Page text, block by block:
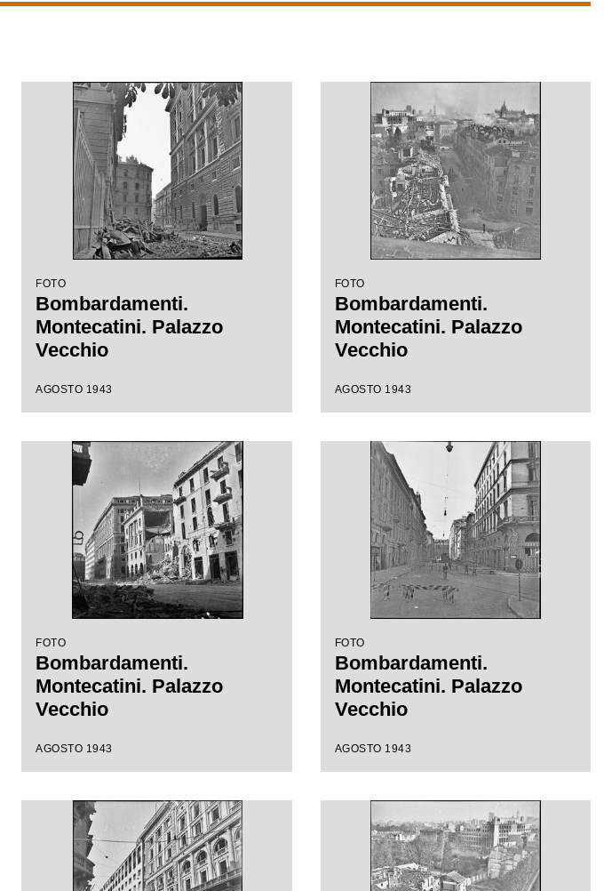
FOTO
Bombardamenti.
Montecatini. Palazzo
Vecchio
AGOSTO 1943
FOTO
Bombardamenti.
Montecatini. Palazzo
Vecchio
AGOSTO 1943
FOTO
Bombardamenti.
Montecatini. Palazzo
Vecchio
AGOSTO 1943
FOTO
Bombardamenti.
Montecatini. Palazzo
Vecchio
AGOSTO 1943